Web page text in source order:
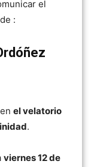
el
:
en el velatorio
.
viernes 12 de